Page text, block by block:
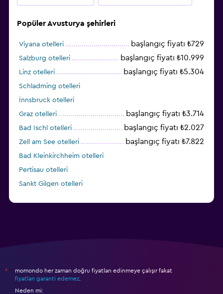
Popüler Avusturya şehirleri
Viyana otelleri başlangıç fiyatı ₺729
Salzburg otelleri başlangıç fiyatı ₺10.999
Linz otelleri başlangıç fiyatı ₺5.304
Schladming otelleri
İnnsbruck otelleri
Graz otelleri
başlangıç fiyatı ₺3.714
Bad Ischl otelleri başlangıç fiyatı ₺2.027
Zell am See otelleri başlangıç fiyatı ₺7.822
Bad Kleinkirchheim otelleri
Pertisau otelleri
Sankt Gilgen otelleri
*
momondo her zaman doğru fiyatları edinmeye çalışır fakat
fiyatları garanti edemez
Neden mi: